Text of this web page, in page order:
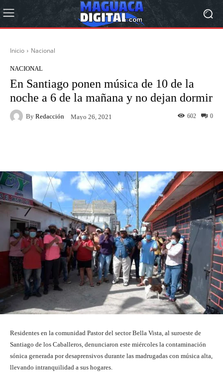
Inicio Nacional
NACIONAL
En Santiago ponen música de 10 de la
noche a 6 de la mañana y no dejan dormir
By Redacción Mayo 26, 2021 0
602
Residentes en la comunidad Pastor del sector Bella Vista, al suroeste de
Santiago de los Caballeros, denunciaron este miércoles la contaminación
sónica generada por desaprensivos durante las madrugadas con música alta,
llevando intranquilidad a sus hogares.